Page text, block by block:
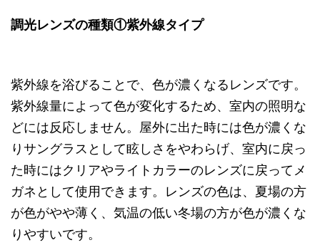
調光レンズの種類①紫外線タイプ
紫外線を浴びることで、色が濃くなるレンズです。
紫外線量によって色が変化するため、室内の照明な
どには反応しません。屋外に出た時には色が濃くな
りサングラスとして眩しさをやわらげ、室内に戻っ
た時にはクリアやライトカラーのレンズに戻ってメ
ガネとして使用できます。レンズの色は、夏場の方
が色がやや薄く、気温の低い冬場の方が色が濃くな
りやすいです。